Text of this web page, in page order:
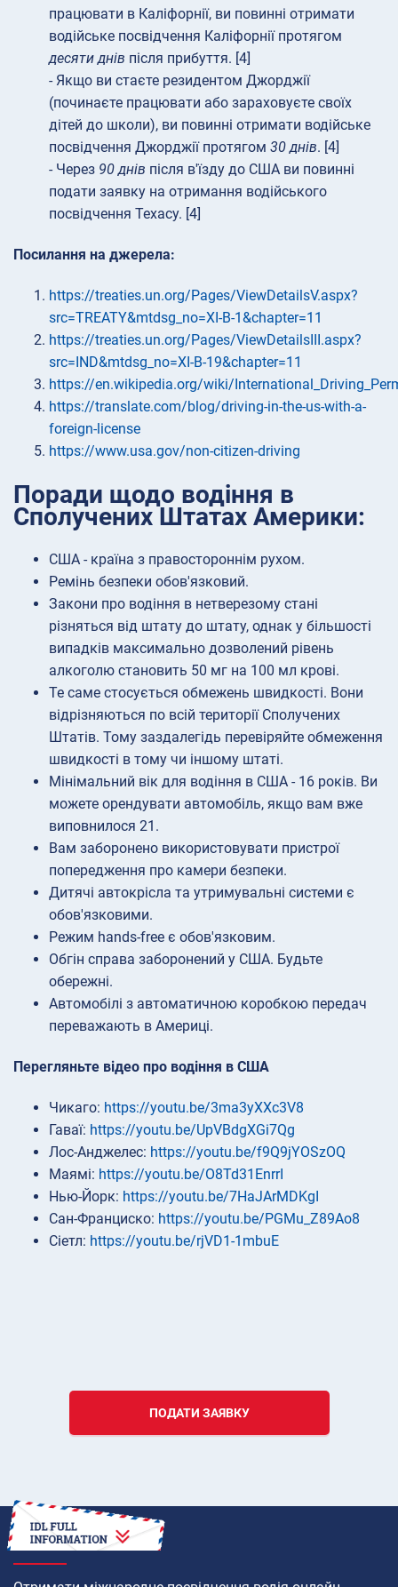
працювати в Каліфорнії, ви повинні отримати
водійське посвідчення Каліфорнії протягом
десяти днів після прибуття. [4]
- Якщо ви стаєте резидентом Джорджії
(починаєте працювати або зараховуєте своїх
дітей до школи), ви повинні отримати водійське
посвідчення Джорджії протягом 30 днів. [4]
- Через 90 днів після в'їзду до США ви повинні
подати заявку на отримання водійського
посвідчення Техасу. [4]
Посилання на джерела:
https://treaties.un.org/Pages/ViewDetailsV.aspx?
src=TREATY&mtdsg_no=XI-B-1&chapter=11
https://treaties.un.org/Pages/ViewDetailsIII.aspx?
src=IND&mtdsg_no=XI-B-19&chapter=11
https://en.wikipedia.org/wiki/
https://translate.com/blog/driving-in-the-us-with-a-
foreign-license
https://www.usa.gov/non-citizen-driving
Поради щодо водіння в
Сполучених Штатах Америки:
США - країна з правостороннім рухом.
Ремінь безпеки обов'язковий.
Закони про водіння в нетверезому стані
різняться від штату до штату, однак у більшості
випадків максимально дозволений рівень
алкоголю становить 50 мг на 100 мл крові.
Те саме стосується обмежень швидкості. Вони
відрізняються по всій території Сполучених
Штатів. Тому заздалегідь перевіряйте обмеження
швидкості в тому чи іншому штаті.
Мінімальний вік для водіння в США - 16 років. Ви
можете орендувати автомобіль, якщо вам вже
виповнилося 21.
Вам заборонено використовувати пристрої
попередження про камери безпеки.
Дитячі автокрісла та утримувальні системи є
обов'язковими.
Режим hands-free є обов'язковим.
Обгін справа заборонений у США. Будьте
обережні.
Автомобілі з автоматичною коробкою передач
переважають в Америці.
Перегляньте відео про водіння в США
Чикаго: https://youtu.be/3ma3yXXc3V8
Гаваї: https://youtu.be/UpVBdgXGi7Qg
Лос-Анджелес: https://youtu.be/f9Q9jYOSzOQ
Маямі: https://youtu.be/O8Td31EnrrI
Нью-Йорк: https://youtu.be/7HaJArMDKgI
Сан-Франциско: https://youtu.be/PGMu_Z89Ao8
Сіетл: https://youtu.be/rjVD1-1mbuE
ПОДАТИ ЗАЯВКУ
ЯК